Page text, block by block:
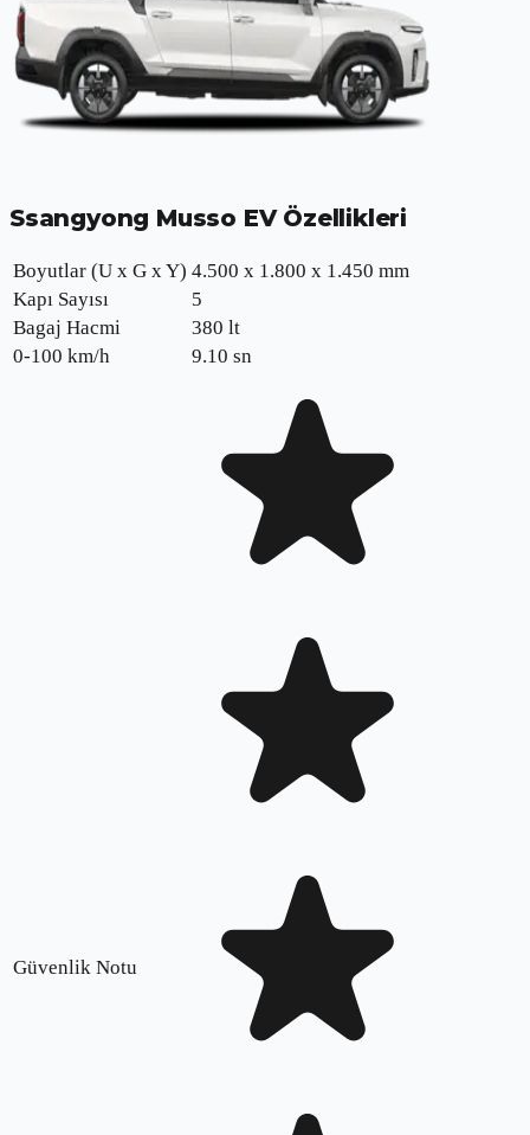
Ssangyong Musso EV Özellikleri
Boyutlar (U x G x Y) 4.500 x 1.800 x 1.450 mm
Kapı Sayısı
5
Bagaj Hacmi
380 lt
0-100 km/h
9.10 sn
Güvenlik Notu